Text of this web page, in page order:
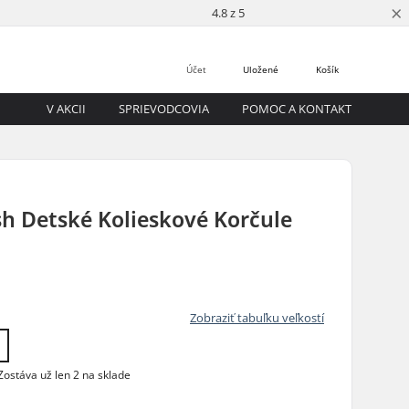
4.8 z 5 ×
Košík
Uložené
Účet
V AKCII SPRIEVODCOVIA POMOC A KONTAKT
Detské Kolieskové Korčule
Zobraziť tabuľku veľkostí
už len 2 na sklade